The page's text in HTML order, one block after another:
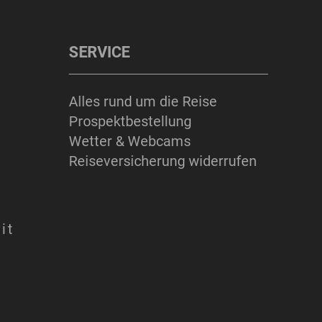
SERVICE
Alles rund um die Reise
Prospektbestellung
Wetter & Webcams
Reiseversicherung widerrufen